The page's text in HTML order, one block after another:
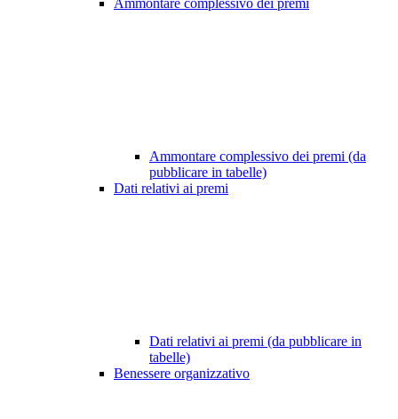
Ammontare complessivo dei premi
Ammontare complessivo dei premi (da
pubblicare in tabelle)
Dati relativi ai premi
Dati relativi ai premi (da pubblicare in
tabelle)
Benessere organizzativo